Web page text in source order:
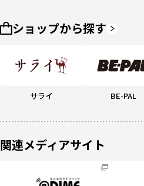
ショップから探す
サライ BE-PAL
関連メディアサイト